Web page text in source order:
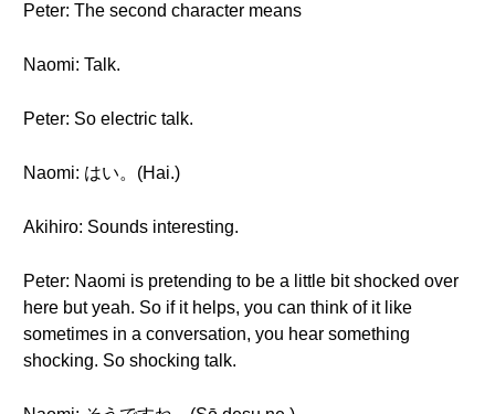
Peter: The second character means
Naomi: Talk.
Peter: So electric talk.
Naomi: はい。(Hai.)
Akihiro: Sounds interesting.
Peter: Naomi is pretending to be a little bit shocked over
here but yeah. So if it helps, you can think of it like
sometimes in a conversation, you hear something
shocking. So shocking talk.